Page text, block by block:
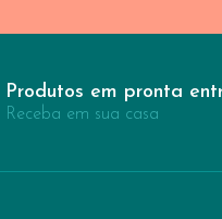
Produtos em pronta
Receba em sua casa